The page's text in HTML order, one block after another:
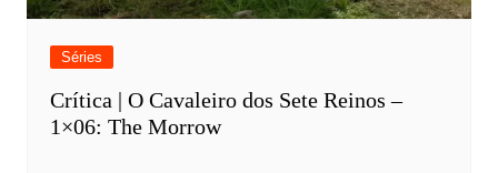
Séries
Crítica | O Cavaleiro dos Sete Reinos –
1×06: The Morrow